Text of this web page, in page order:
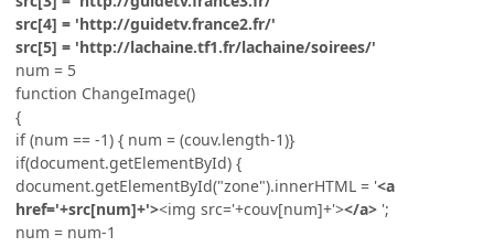
src[4] = 'http://guidetv.france2.fr/'
src[5] = 'http://lachaine.tf1.fr/lachaine/soirees/'
num = 5
function ChangeImage()
{
if (num == -1) { num = (couv.length-1)}
if(document.getElementById) {
document.getElementById("zone").innerHTML = '<a
href='+src[num]+'><img src='+couv[num]+'></a> ';
num = num-1